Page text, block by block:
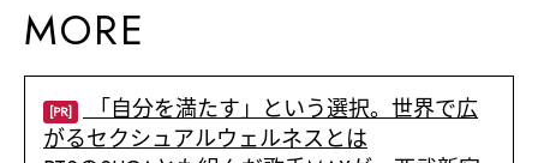
MORE
[PR] 「自分を満たす」という選択。世界で広
がるセクシュアルウェルネスとは